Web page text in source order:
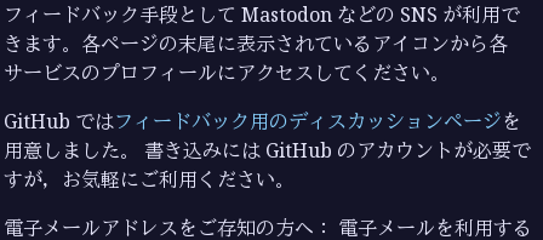
フィードバック手段として Mastodon などの SNS が利用で
きます。各ページの末尾に表示されているアイコンから各
サービスのプロフィールにアクセスしてください。
GitHub ではフィードバック用のディスカッションページを
用意しました。 書き込みには GitHub のアカウントが必要で
すが，お気軽にご利用ください。
電子メールアドレスをご存知の方へ： 電子メールを利用する